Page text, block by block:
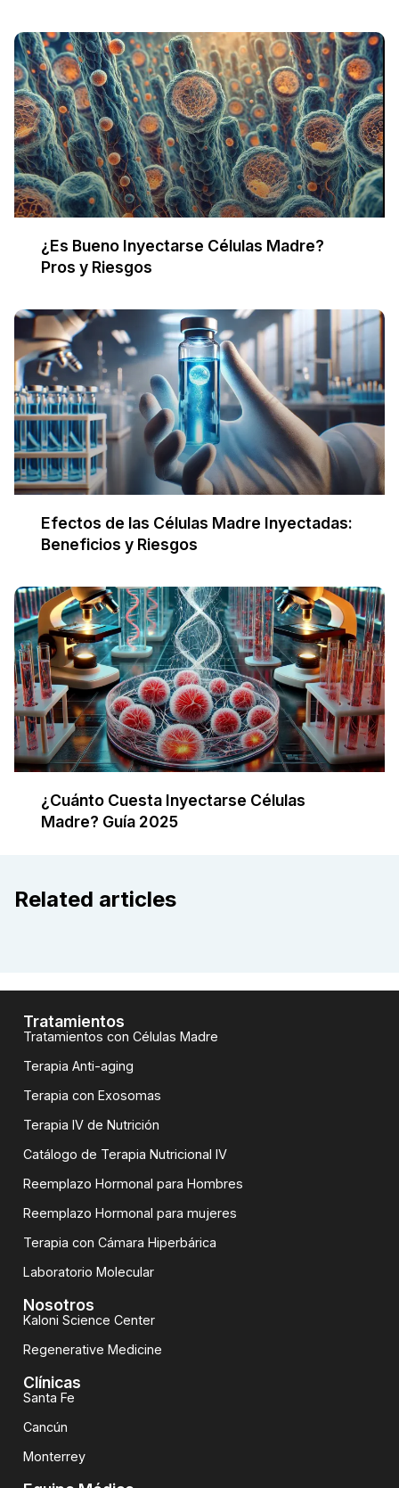
¿Es Bueno Inyectarse Células Madre?
Pros y Riesgos
Efectos de las Células Madre Inyectadas:
Beneficios y Riesgos
¿Cuánto Cuesta Inyectarse Células
Madre? Guía 2025
Related articles
Tratamientos
Tratamientos con Células Madre
Terapia Anti-aging
Terapia con Exosomas
Terapia IV de Nutrición
Catálogo de Terapia Nutricional IV
Reemplazo Hormonal para Hombres
Reemplazo Hormonal para mujeres
Terapia con Cámara Hiperbárica
Laboratorio Molecular
Nosotros
Kaloni Science Center
Regenerative Medicine
Clínicas
Santa Fe
Cancún
Monterrey